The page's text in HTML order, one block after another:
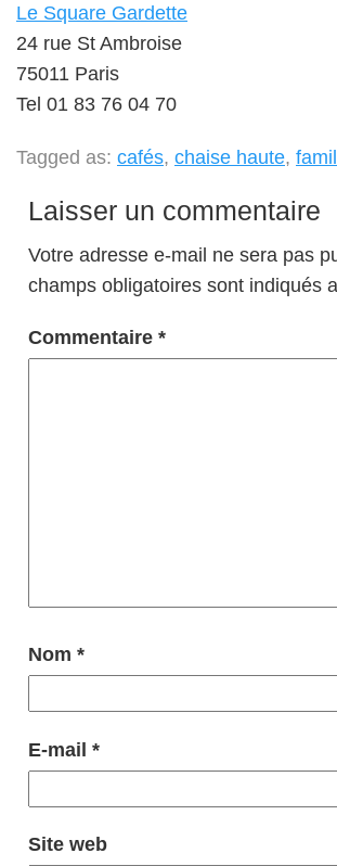
Le Square Gardette
24 rue St Ambroise
75011 Paris
Tel 01 83 76 04 70
Tagged as: cafés, chaise haute,
Laisser un commentaire
Votre adresse e-mail ne sera pas
champs obligatoires sont indiqués
Commentaire *
Nom *
E-mail *
Site web